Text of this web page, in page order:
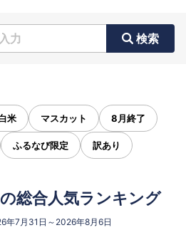
検索
米 マスカット 8月終了
ふるなび限定 訳あり
総合人気ランキング
年7月31日～2026年8月6日